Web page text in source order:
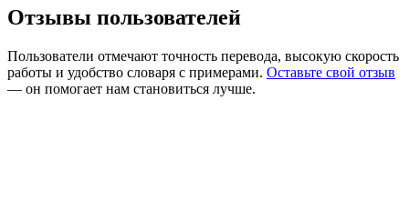
Отзывы пользователей
Пользователи отмечают точность перевода, высокую скорость
работы и удобство словаря с примерами. Оставьте свой отзыв
— он помогает нам становиться лучше.